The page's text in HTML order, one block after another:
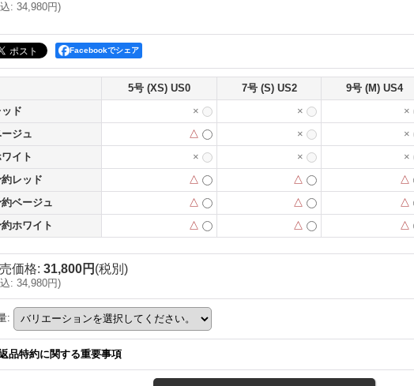
: 34,980円)
Facebookでシェア
5号 (XS) US0 7号 (S) US2 9号 (M) US4
ッド
× × ×
ジュ
△ × ×
イト
× × ×
レッド
△ △ △
ベージュ
△ △ △
ホワイト
△ △ △
価格: 31,800円 (税別)
: 34,980円)
:
品特約に関する重要事項